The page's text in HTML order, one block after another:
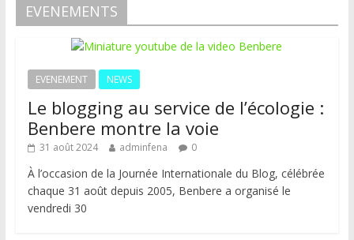
EVENEMENTS
EVENEMENT NEWS
Le blogging au service de l’écologie :
Benbere montre la voie
31 août 2024 adminfena 0
À l’occasion de la Journée Internationale du Blog, célébrée
chaque 31 août depuis 2005, Benbere a organisé le
vendredi 30